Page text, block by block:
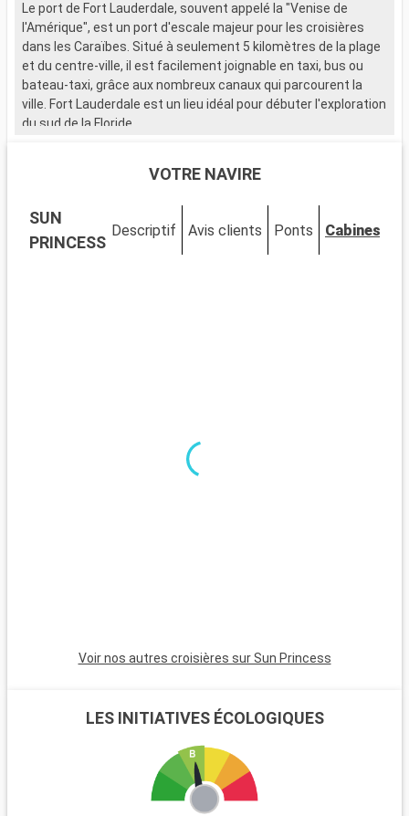
Le port de Fort Lauderdale, souvent appelé la "Venise de
l'Amérique", est un port d'escale majeur pour les croisières
dans les Caraïbes. Situé à seulement 5 kilomètres de la plage
et du centre-ville, il est facilement joignable en taxi, bus ou
bateau-taxi, grâce aux nombreux canaux qui parcourent la
ville. Fort Lauderdale est un lieu idéal pour débuter l'exploration
du sud de la Floride.
Fort Lauderdale est réputée pour ses plages de sable et ses
galeries d'art et restaurants, offre une expérience de
shopping et de détente unique. Le Musée de Bonnet House se
distingue par son architecture singulière et ses jardins
minutes, est incontournable avec son atmosphère animée,
ses plages et son quartier Art Déco. Pour une ambiance plus
VOTRE NAVIRE
SUN
PRINCESS
Descriptif Avis clients Ponts Cabines
Voir nos autres croisières sur Sun Princess
LES INITIATIVES ÉCOLOGIQUES